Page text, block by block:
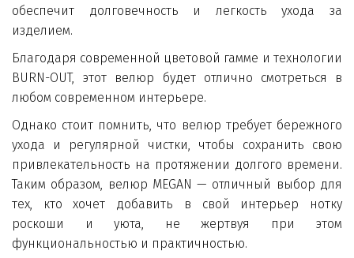
обеспечит долговечность и легкость ухода за
изделием.
Благодаря современной цветовой гамме и технологии
BURN-OUT, этот велюр будет отлично смотреться в
любом современном интерьере.
Однако стоит помнить, что велюр требует бережного
ухода и регулярной чистки, чтобы сохранить свою
привлекательность на протяжении долгого времени.
Таким образом, велюр MEGAN — отличный выбор для
тех, кто хочет добавить в свой интерьер нотку
роскоши и уюта, не жертвуя при этом
функциональностью и практичностью.